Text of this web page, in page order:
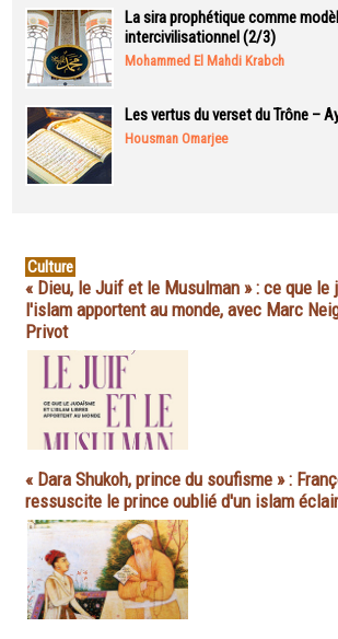
La sira prophétique comme
intercivilisationnel (2/3)
Mohammed El Mahdi Krabch
Les vertus du verset du Trône –
Housman Omarjee
Culture
« Dieu, le Juif et le Musulman » : ce que le
l'islam apportent au monde, avec Marc
Privot
« Dara Shukoh, prince du soufisme » :
ressuscite le prince oublié d'un islam